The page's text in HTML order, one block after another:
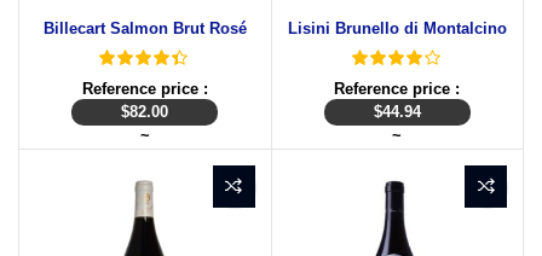
Billecart Salmon Brut Rosé
Reference price :
$82.00
~
Lisini Brunello di Montalcino
Reference price :
$44.94
~